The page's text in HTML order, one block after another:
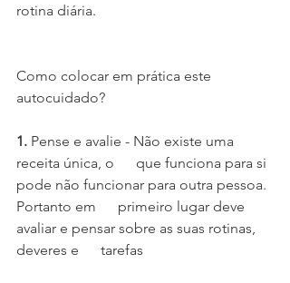
rotina diária.
Como colocar em prática este
autocuidado?
1. Pense e avalie - Não existe uma
receita única, o      que funciona para si
pode não funcionar para outra pessoa.
Portanto em      primeiro lugar deve
avaliar e pensar sobre as suas rotinas,
deveres e      tarefas